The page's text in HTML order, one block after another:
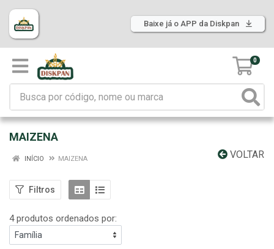
Baixe já o APP da Diskpan
0
MAIZENA
VOLTAR
INÍCIO MAIZENA
Filtros
4 produtos ordenados por: